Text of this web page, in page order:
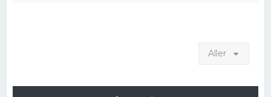
Aller